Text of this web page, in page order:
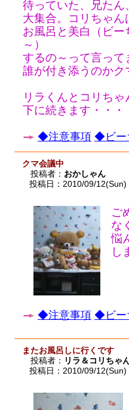
待っていた、兄た
大集合。コリちゃ
お風呂と美白（ビ
～）
するの～って言って
誰が付き添うのかク
リラくんとコリち
下に続きます・・・
◆注意事項 ◆ビー
クマ会議中
投稿者： おかしゃん
投稿日：2010/09/
ご
な
悩
し
◆注意事項 ◆ビー
またお風呂しに行くです
投稿者： リラ＆コリちゃ
投稿日：2010/09/